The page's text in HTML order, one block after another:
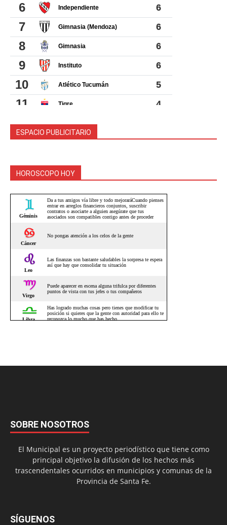
ESPACIO PUBLICITARIO
HOROSCOPO HOY
SOBRE NOSOTROS
El Municipal es un proyecto periodístico que tiene como
principal objetivo la difusión de los hechos más
trascendentales ocurridos en municipios y comunas de la
Provincia de Santa Fe.
SÍGUENOS